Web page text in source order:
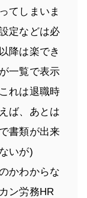
てしまいま
定などは必
降は楽でき
一覧で表示
れは退職時
ば、あとは
書類が出来
いが)
かわからな
ン労務HR